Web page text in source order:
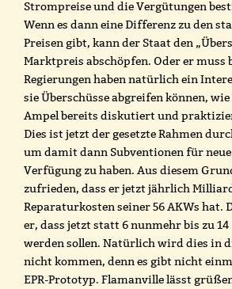
Strompreise und die Vergütungen
Wenn es dann eine Differenz zu den
Preisen gibt, kann der Staat den
Marktpreis abschöpfen. Oder er muss
Regierungen haben natürlich ein
sie Überschüsse abgreifen können, wie
Ampel bereits diskutiert und
Dies ist jetzt der gesetzte Rahmen
um damit dann Subventionen für
Verfügung zu haben. Aus diesem
zufrieden, dass er jetzt jährlich
Reparaturkosten seiner 56 AKWs hat.
er, dass jetzt statt 6 nunmehr bis zu 14
werden sollen. Natürlich wird dies in
nicht kommen, denn es gibt nicht
EPR-Prototyp. Flamanville lässt